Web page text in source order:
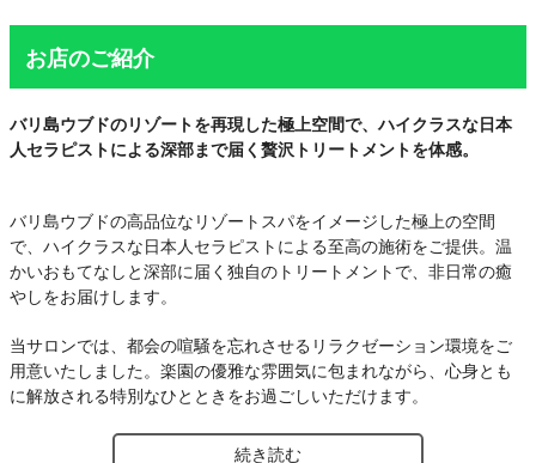
お店のご紹介
バリ島ウブドのリゾートを再現した極上空間で、ハイクラスな日本
人セラピストによる深部まで届く贅沢トリートメントを体感。
バリ島ウブドの高品位なリゾートスパをイメージした極上の空間
で、ハイクラスな日本人セラピストによる至高の施術をご提供。温
かいおもてなしと深部に届く独自のトリートメントで、非日常の癒
やしをお届けします。
当サロンでは、都会の喧騒を忘れさせるリラクゼーション環境をご
用意いたしました。楽園の優雅な雰囲気に包まれながら、心身とも
に解放される特別なひとときをお過ごしいただけます。
選び抜かれたセラピスト陣が、お客様お一人おひとりのコンディシ
続き読む